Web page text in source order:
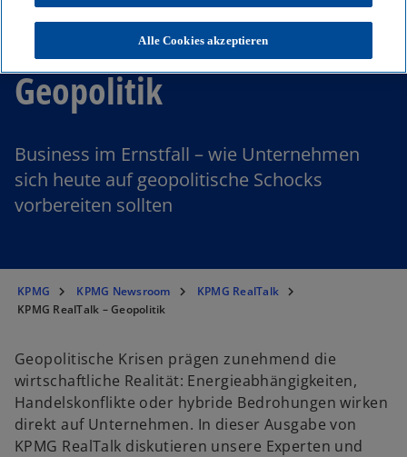
KPMG RealTalk –
Geopolitik
Business im Ernstfall – wie Unternehmen
sich heute auf geopolitische Schocks
vorbereiten sollten
KPMG KPMG Newsroom
KPMG RealTalk
KPMG RealTalk – Geopolitik
Geopolitische Krisen prägen zunehmend die
wirtschaftliche Realität: Energieabhängigkeiten,
Handelskonflikte oder hybride Bedrohungen wirken
direkt auf Unternehmen. In dieser Ausgabe von
KPMG RealTalk diskutieren unsere Experten und
Alle Cookies akzeptieren